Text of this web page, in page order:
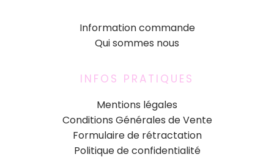
Information commande
Qui sommes nous
INFOS PRATIQUES
Mentions légales
Conditions Générales de Vente
Formulaire de rétractation
Politique de confidentialité